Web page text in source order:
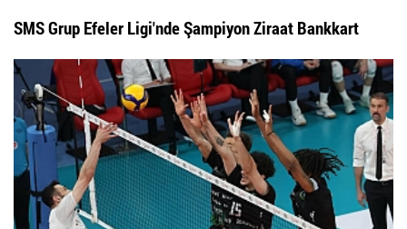
SMS Grup Efeler Ligi'nde Şampiyon Ziraat Bankkart